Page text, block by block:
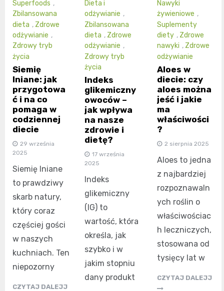
Superfoods ,
Zbilansowana
dieta , Zdrowe
odżywianie ,
Zdrowy tryb
życia
Siemię
lniane: jak
przygotowa
ć i na co
pomaga w
codziennej
diecie
29 września
2025
Siemię lniane
to prawdziwy
skarb natury,
który coraz
częściej gości
w naszych
kuchniach. Ten
niepozorny
CZYTAJ DALEJJ
Dieta i
odżywianie ,
Zbilansowana
dieta , Zdrowe
odżywianie ,
Zdrowy tryb
życia
Indeks
glikemiczny
owoców –
jak wpływa
na nasze
zdrowie i
dietę?
17 września
2025
Indeks
glikemiczny
(IG) to
wartość, która
określa, jak
szybko i w
jakim stopniu
dany produkt
Nawyki
żywieniowe ,
Suplementy
diety , Zdrowe
nawyki , Zdrowe
odżywianie
Aloes w
diecie: czy
aloes można
jeść i jakie
ma
właściwości
?
2 sierpnia 2025
Aloes to jedna
z najbardziej
rozpoznawaln
ych roślin o
właściwościac
h leczniczych,
stosowana od
tysięcy lat w
CZYTAJ DALEJJ